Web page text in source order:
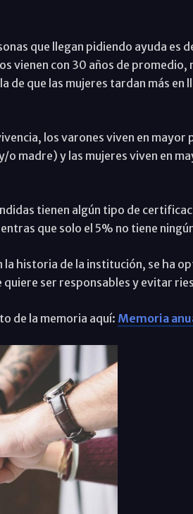
que llegan pidiendo ayuda es
vienen con 30 años de promedio,
de que las mujeres tardan más en
los varones viven en
o madre) y las mujeres viven en
tienen algún tipo de
que solo el 5% no tiene
la historia de la institución, se ha
ser responsables y evitar
de la memoria aquí: Memoria